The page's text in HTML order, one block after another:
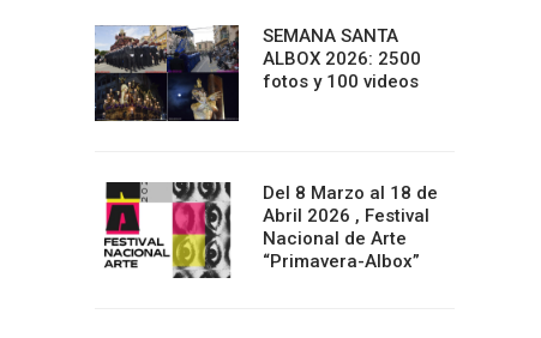
SEMANA SANTA
ALBOX 2026: 2500
fotos y 100 videos
Del 8 Marzo al 18 de
Abril 2026 , Festival
Nacional de Arte
“Primavera-Albox”